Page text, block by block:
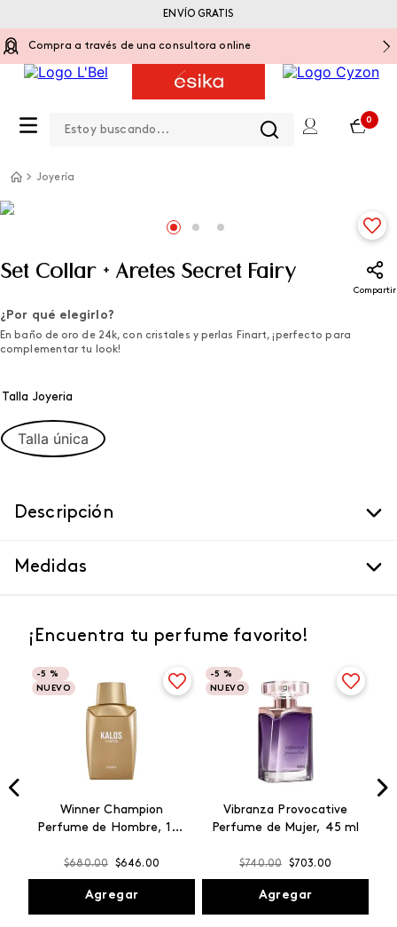
Compra a través de una consultora online
0
ENVÍO GRATIS
Joyería
Set Collar + Aretes Secret Fairy
Compartir
¿Por qué elegirlo?
En baño de oro de 24k, con cristales y perlas Finart, ¡perfecto para
complementar tu look!
Talla Joyeria
Talla única
Descripción
Medidas
¡Encuentra tu perfume favorito!
-5 %
NUEVO
Winner Champion
Perfume de Hombre, 100
$680.00 $646.00
Agregar
-5 %
NUEVO
Vibranza Provocative
Perfume de Mujer, 45 ml
$740.00 $703.00
Agregar